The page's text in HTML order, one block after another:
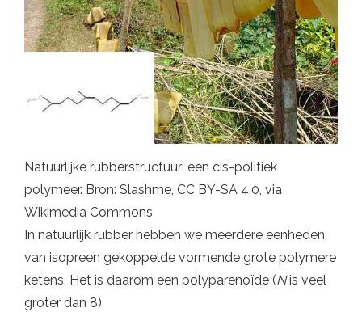
Natuurlijke rubberstructuur: een cis-politiek
polymeer. Bron: Slashme, CC BY-SA 4.0, via
Wikimedia Commons
In natuurlijk rubber hebben we meerdere eenheden
van isopreen gekoppelde vormende grote polymere
ketens. Het is daarom een ​​polyparenoïde (Nis veel
groter dan 8).